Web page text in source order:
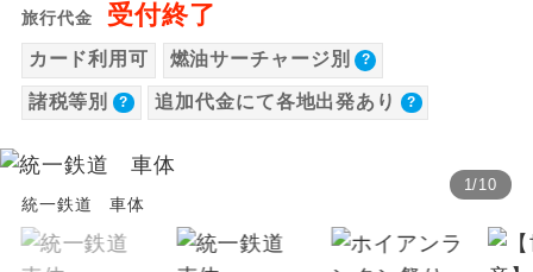
旅行代金 受付終了
カード利用可 燃油サーチャージ別
諸税等別 追加代金にて各地出発あり
1/10
統一鉄道 車体
大人（12歳以上）320円、子供（2歳以上12
歳未満）320円
【海外空港諸税等】
旅行代金に各国空港の旅客サービス施設使用
料と空港税等は含まれておりません。別途お
支払いが必要となります。
大人（12歳以上）5,030円、子供（2歳以上12
ご同行者様が異なる発着地をご希望の場合
は、当社予約センターまで連絡ください。
設定期間（往路出発日）：上記期間以外
【往路】
出発地
追加
世界遺産
ユネスコに登録されている文化遺産や自
然遺産を訪ねるコースです。
温泉 温泉地にも宿泊するコースです。
露天風呂
ご宿泊ホテルに露天風呂が付いていま
ご宿泊ホテルに大浴場が付いています。